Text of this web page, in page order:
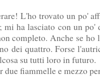
L'ho trovato un po'
ha lasciato con un po'
completo. Anche se
dei quattro. Forse
su tutti loro in futuro.
fiammelle e mezzo